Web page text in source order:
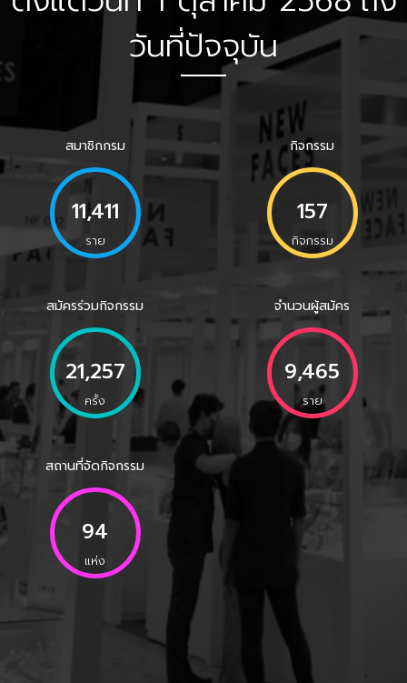
วันที่ปัจจุบัน
สมาชิกกรม
11,411
ราย
กิจกรรม
157
กิจกรรม
สมัครร่วมกิจกรรม
21,257
ครั้ง
จำนวนผู้สมัคร
9,465
ราย
สถานที่จัดกิจกรรม
94
แห่ง